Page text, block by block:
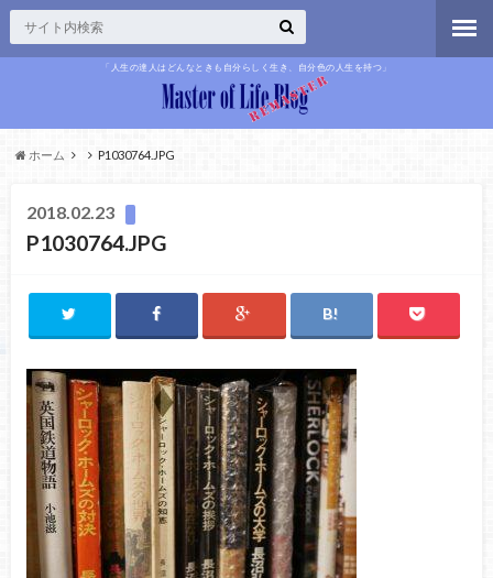
「人生の達人はどんなときも自分らしく生き、自分色の人生を持つ」
ホーム P1030764.JPG
2018.02.23
P1030764.JPG